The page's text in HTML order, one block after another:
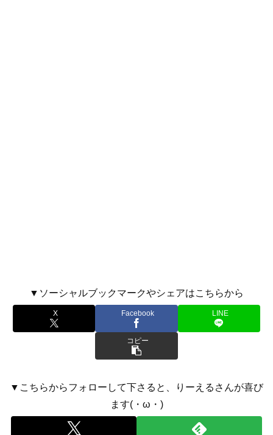
▼ソーシャルブックマークやシェアはこちらから
X Facebook LINE
コピー
▼こちらからフォローして下さると、りーえるさんが喜び
ます(・ω・)